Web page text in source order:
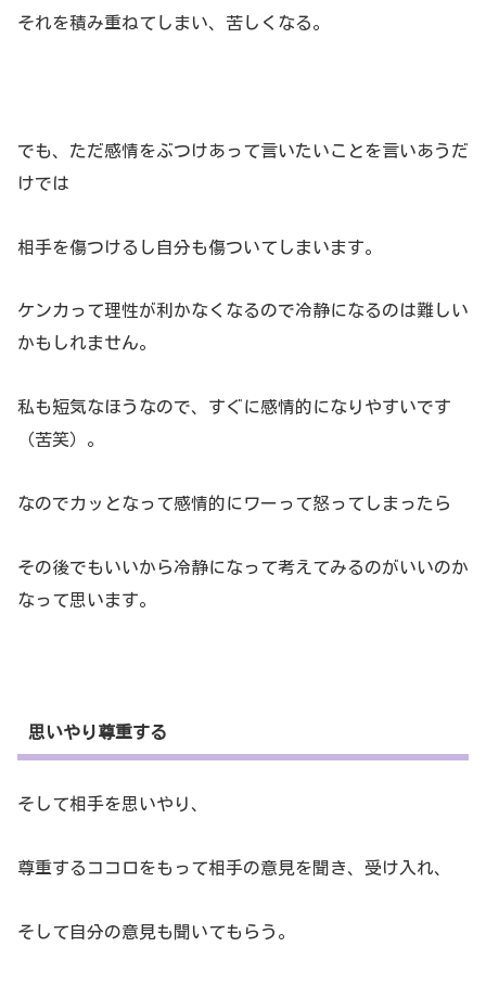
それを積み重ねてしまい、苦しくなる。
でも、ただ感情をぶつけあって言いたいことを言いあうだ
けでは
相手を傷つけるし自分も傷ついてしまいます。
ケンカって理性が利かなくなるので冷静になるのは難しい
かもしれません。
私も短気なほうなので、すぐに感情的になりやすいです
（苦笑）。
なのでカッとなって感情的にワーって怒ってしまったら
その後でもいいから冷静になって考えてみるのがいいのか
なって思います。
思いやり尊重する
そして相手を思いやり、
尊重するココロをもって相手の意見を聞き、受け入れ、
そして自分の意見も聞いてもらう。